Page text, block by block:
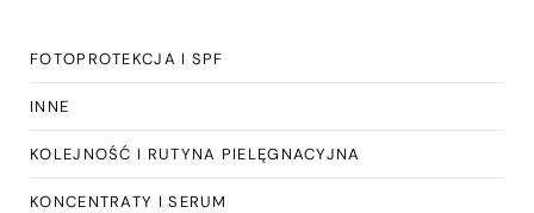
FOTOPROTEKCJA I SPF
INNE
KOLEJNOŚĆ I RUTYNA PIELĘGNACYJNA
KONCENTRATY I SERUM